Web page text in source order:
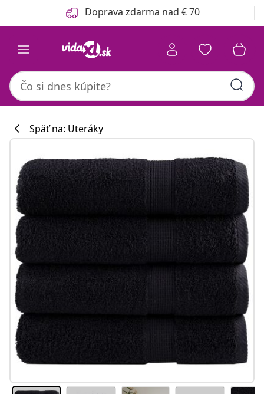
Predchádzajúce Doprava zdarma nad € 70
Späť na: Uteráky